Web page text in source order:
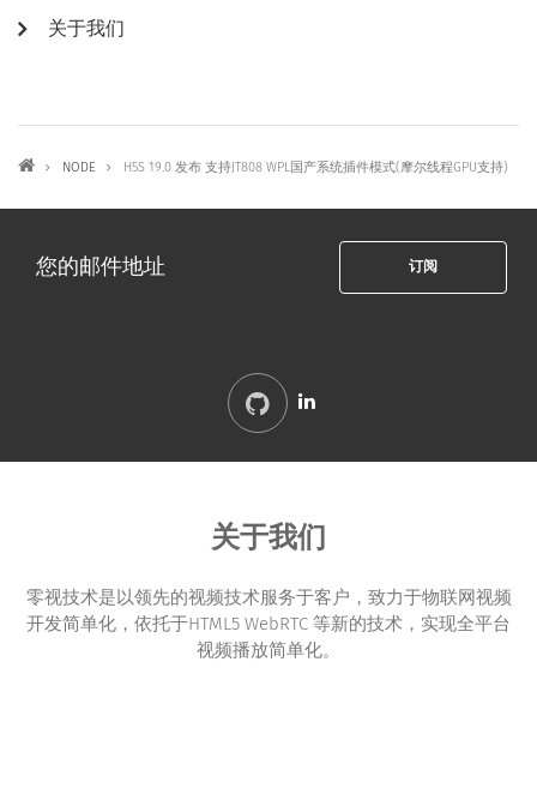
关于我们
BREADCRUMB
NODE H5S 19.0 发布 支持JT808 WPL国产系统插件模式(摩尔线程GPU支持)
githublinkedin
关于我们
零视技术是以领先的视频技术服务于客户，致力于物联网视频
开发简单化，依托于HTML5 WebRTC 等新的技术，实现全平台
视频播放简单化。